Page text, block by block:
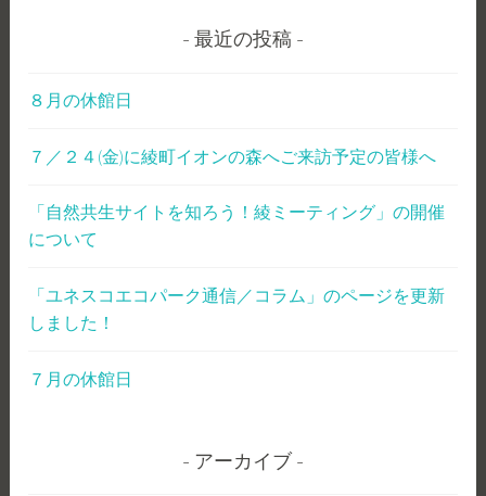
最近の投稿
８月の休館日
７／２４(金)に綾町イオンの森へご来訪予定の皆様へ
「自然共生サイトを知ろう！綾ミーティング」の開催
について
「ユネスコエコパーク通信／コラム」のページを更新
しました！
７月の休館日
アーカイブ